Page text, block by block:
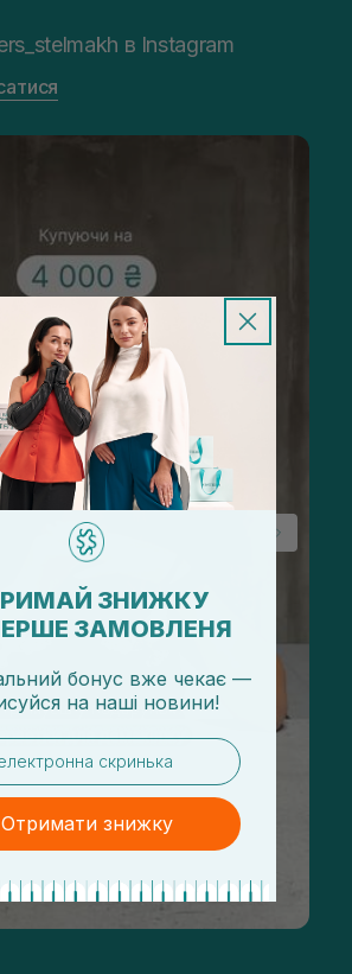
в Instagram
ЗНИЖКУ
ЗАМОВЛЕНЯ
бонус вже чекає —
на наші новини!
Отримати знижку